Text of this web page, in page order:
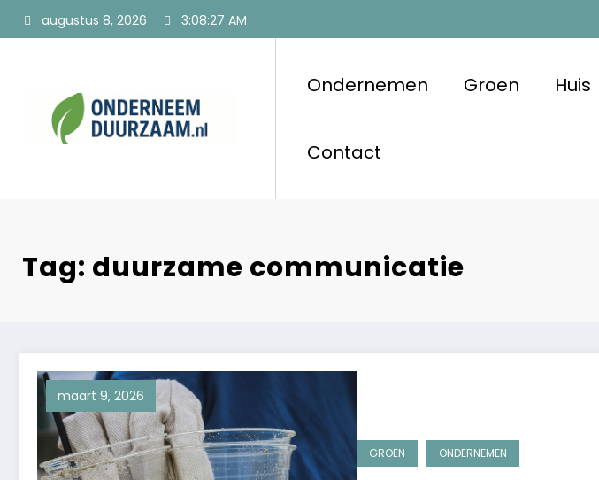
augustus 8, 2026 3:08:28 AM
Ondernemen Groen Huis
Contact
Tag: duurzame communicatie
maart 9, 2026
GROEN ONDERNEMEN